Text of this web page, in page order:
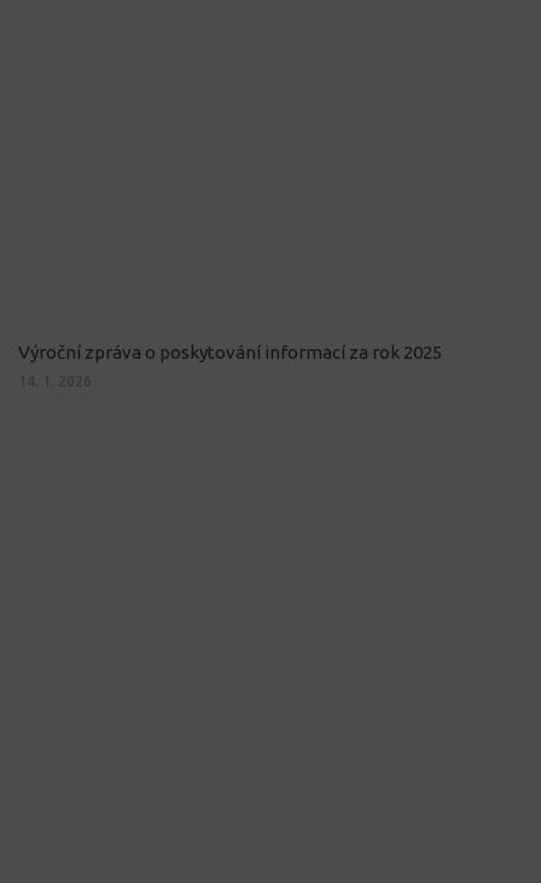
Výroční zpráva o poskytování informací za rok 2025
14. 1. 2026